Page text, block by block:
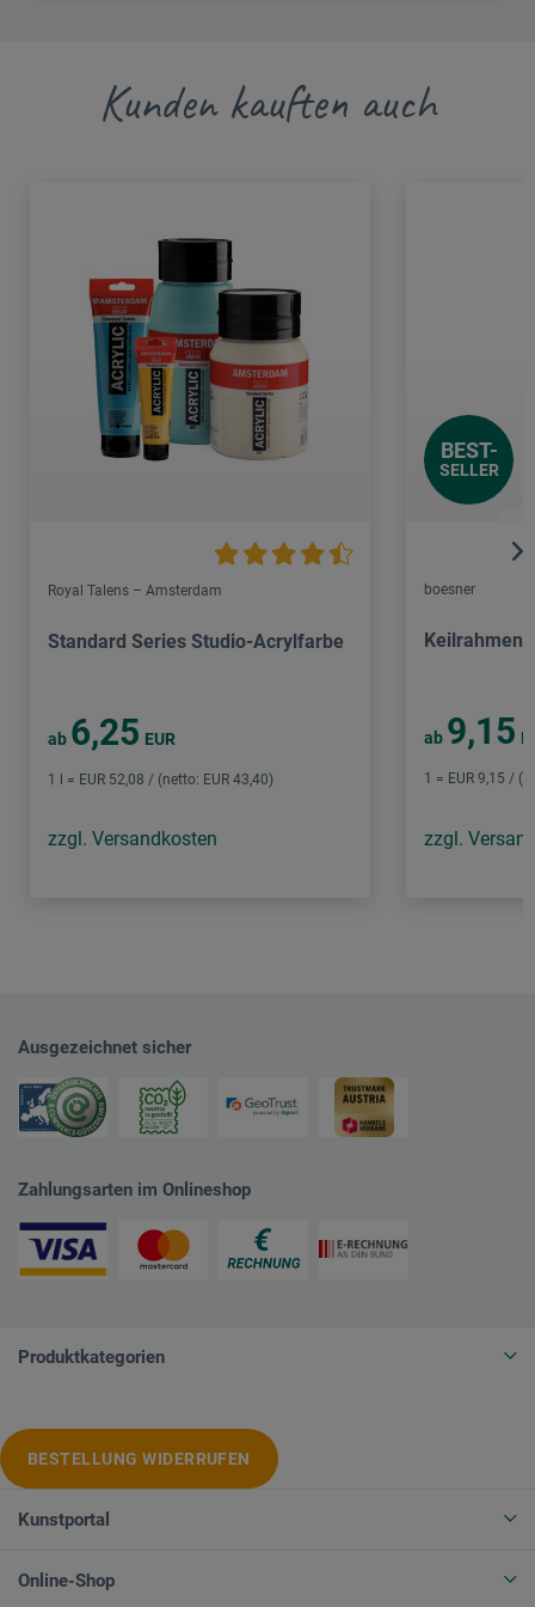
Kunden kauften auch
Royal Talens – Amsterdam
Standard Series Studio-Acrylfarbe
ab 6,25 EUR
1 l = EUR 52,08 / (netto: EUR 43,40)
zzgl. Versandkosten
BEST-
SELLER
boesner
Keilrahmen
ab 9,15
1 = EUR 9,15 /
zzgl.
Ausgezeichnet sicher
Zahlungsarten im Onlineshop
Produktkategorien
BESTELLUNG WIDERRUFEN
Kunstportal
Online-Shop